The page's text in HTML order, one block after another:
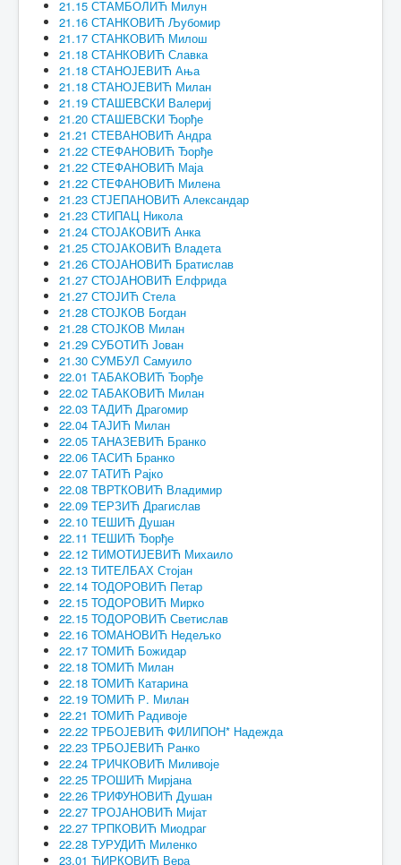
21.15 СТАМБОЛИЋ Милун
21.16 СТАНКОВИЋ Љубомир
21.17 СТАНКОВИЋ Милош
21.18 СТАНКОВИЋ Славка
21.18 СТАНОЈЕВИЋ Ања
21.18 СТАНОЈЕВИЋ Милан
21.19 СТАШЕВСКИ Валериј
21.20 СТАШЕВСКИ Ђорђе
21.21 СТЕВАНОВИЋ Андра
21.22 СТЕФАНОВИЋ Ђорђе
21.22 СТЕФАНОВИЋ Маја
21.22 СТЕФАНОВИЋ Милена
21.23 СТЈЕПАНОВИЋ Александар
21.23 СТИПАЦ Никола
21.24 СТОЈАКОВИЋ Анка
21.25 СТОЈАКОВИЋ Владета
21.26 СТОЈАНОВИЋ Братислав
21.27 СТОЈАНОВИЋ Елфрида
21.27 СТОЈИЋ Стела
21.28 СТОЈКОВ Богдан
21.28 СТОЈКОВ Милан
21.29 СУБОТИЋ Јован
21.30 СУМБУЛ Самуило
22.01 ТАБАКОВИЋ Ђорђе
22.02 ТАБАКОВИЋ Милан
22.03 ТАДИЋ Драгомир
22.04 ТАЈИЋ Милан
22.05 ТАНАЗЕВИЋ Бранко
22.06 ТАСИЋ Бранко
22.07 ТАТИЋ Рајко
22.08 ТВРТКОВИЋ Владимир
22.09 ТЕРЗИЋ Драгислав
22.10 ТЕШИЋ Душан
22.11 ТЕШИЋ Ђорђе
22.12 ТИМОТИЈЕВИЋ Михаило
22.13 ТИТЕЛБАХ Стојан
22.14 ТОДОРОВИЋ Петар
22.15 ТОДОРОВИЋ Мирко
22.15 ТОДОРОВИЋ Светислав
22.16 ТОМАНОВИЋ Недељко
22.17 ТОМИЋ Божидар
22.18 ТОМИЋ Милан
22.18 ТОМИЋ Катарина
22.19 ТОМИЋ Р. Милан
22.21 ТОМИЋ Радивоје
22.22 ТРБОЈЕВИЋ ФИЛИПОН* Надежда
22.23 ТРБОЈЕВИЋ Ранко
22.24 ТРИЧКОВИЋ Миливоје
22.25 ТРОШИЋ Мирјана
22.26 ТРИФУНОВИЋ Душан
22.27 ТРОЈАНОВИЋ Мијат
22.27 ТРПКОВИЋ Миодраг
22.28 ТУРУДИЋ Миленко
23.01 ЋИРКОВИЋ Вера